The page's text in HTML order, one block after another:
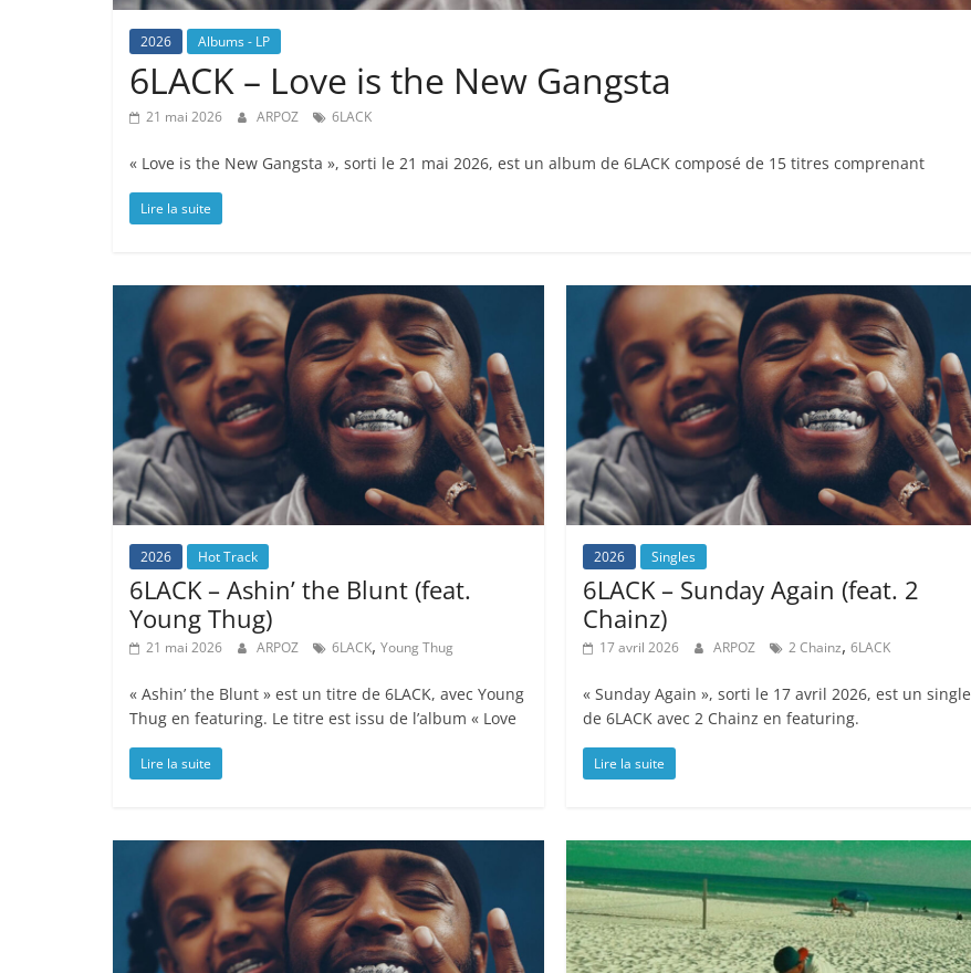
2026 Albums - LP
6LACK – Love is the New Gangsta
21 mai 2026 ARPOZ 6LACK
« Love is the New Gangsta », sorti le 21 mai 2026, est un album de 6LACK composé de 15 titres comprenant
Lire la suite
2026 Hot Track
6LACK – Ashin’ the Blunt (feat.
Young Thug)
21 mai 2026 ARPOZ 6LACK, Young Thug
« Ashin’ the Blunt » est un titre de 6LACK, avec Young
Thug en featuring. Le titre est issu de l’album « Love
Lire la suite
2026 Singles
6LACK – Sunday Again (feat. 2
Chainz)
17 avril 2026 ARPOZ 2 Chainz,6LACK
« Sunday Again », sorti le 17 avril 2026, est un single
de 6LACK avec 2 Chainz en featuring.
Lire la suite